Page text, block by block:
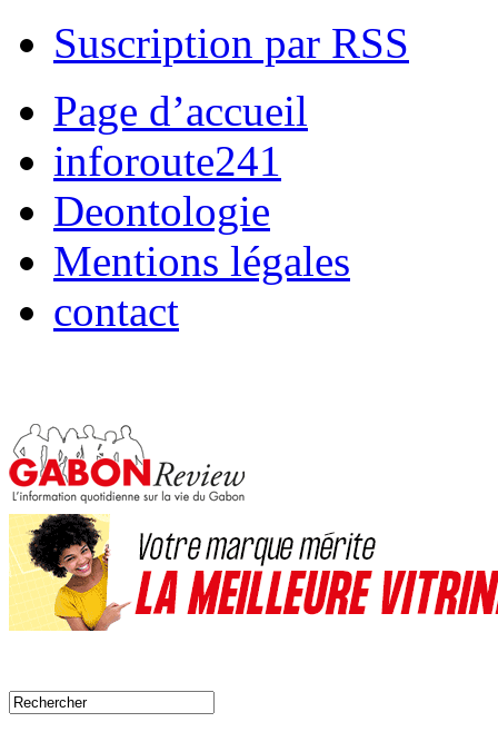
Suscription par RSS
Page d’accueil
inforoute241
Deontologie
Mentions légales
contact